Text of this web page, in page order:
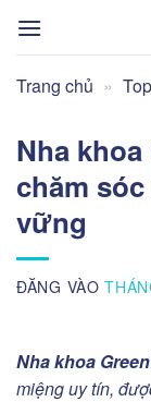
qua
dung
Trang chủ »
Nha
chăm
vững
ĐĂNG VÀO
Nha khoa
miệng uy tín,